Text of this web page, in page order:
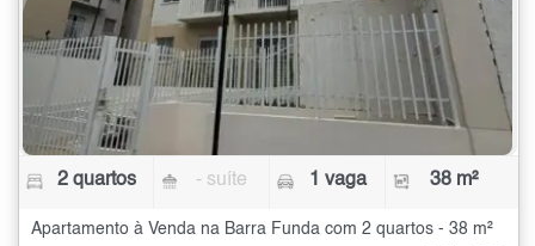
2 quartos - suíte 1 vaga 38 m²
Apartamento à Venda na Barra Funda com 2 quartos - 38 m²